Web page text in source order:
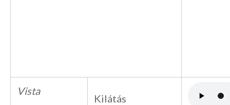
Vista
Kilátás